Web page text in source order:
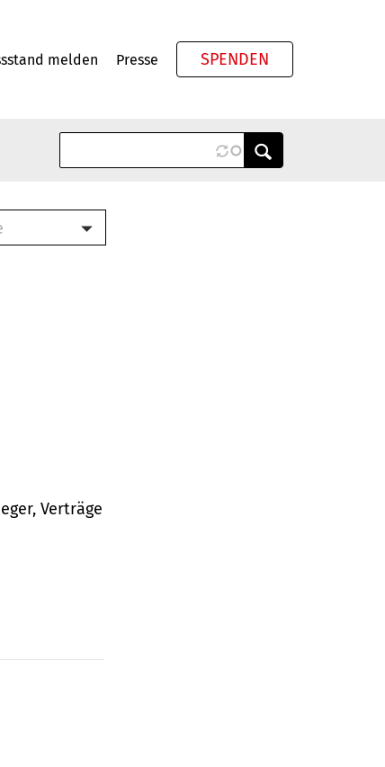
melden Presse SPENDEN
Verträge